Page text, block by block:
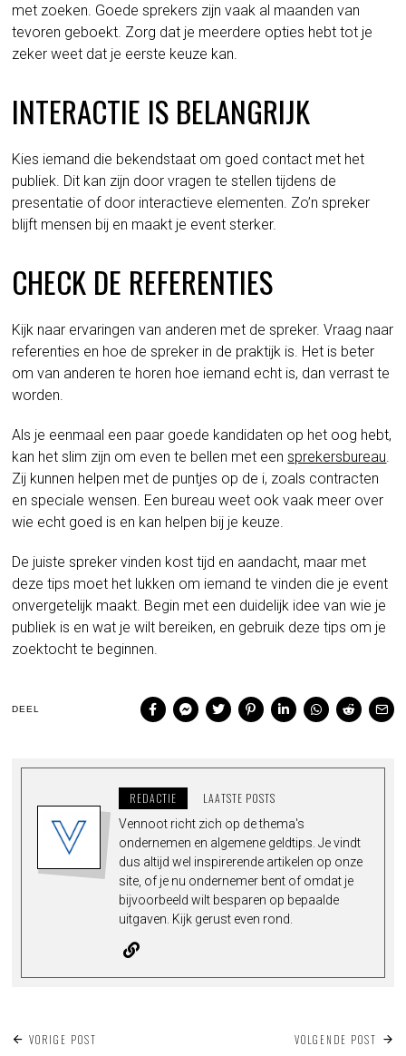
met zoeken. Goede sprekers zijn vaak al maanden van
tevoren geboekt. Zorg dat je meerdere opties hebt tot je
zeker weet dat je eerste keuze kan.
INTERACTIE IS BELANGRIJK
Kies iemand die bekendstaat om goed contact met het
publiek. Dit kan zijn door vragen te stellen tijdens de
presentatie of door interactieve elementen. Zo’n spreker
blijft mensen bij en maakt je event sterker.
CHECK DE REFERENTIES
Kijk naar ervaringen van anderen met de spreker. Vraag naar
referenties en hoe de spreker in de praktijk is. Het is beter
om van anderen te horen hoe iemand echt is, dan verrast te
worden.
Als je eenmaal een paar goede kandidaten op het oog hebt,
kan het slim zijn om even te bellen met eensprekersbureau
Zij kunnen helpen met de puntjes op de i, zoals contracten
en speciale wensen. Een bureau weet ook vaak meer over
wie echt goed is en kan helpen bij je keuze.
De juiste spreker vinden kost tijd en aandacht, maar met
deze tips moet het lukken om iemand te vinden die je event
onvergetelijk maakt. Begin met een duidelijk idee van wie je
publiek is en wat je wilt bereiken, en gebruik deze tips om je
zoektocht te beginnen.
DEEL
REDACTIE LAATSTE POSTS
Vennoot richt zich op de thema's
ondernemen en algemene geldtips. Je vindt
dus altijd wel inspirerende artikelen op onze
site, of je nu ondernemer bent of omdat je
bijvoorbeeld wilt besparen op bepaalde
uitgaven. Kijk gerust even rond.
BERICHT
VORIGE POST VOLGENDE POST